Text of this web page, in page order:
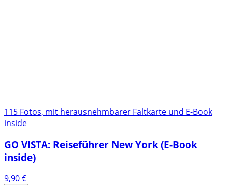
115 Fotos, mit herausnehmbarer Faltkarte und E-Book
inside
GO VISTA: Reiseführer New York (E-Book
inside)
9,90€